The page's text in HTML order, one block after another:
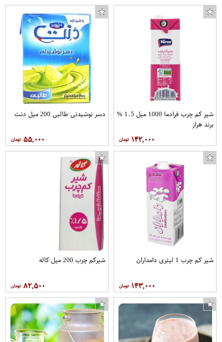
شیر کم چرب فرادما 1000 میل 1.5 %
برند هراز
۱۴۲,۰۰۰
دسر نوشیدنی طالبی 200 میل دنت
۵۵,۰۰۰
شیر کم چرب 1 لیتری دامداران
۱۴۳,۰۰۰
شیرکم چرب 200 میل کاله
۸۲,۵۰۰